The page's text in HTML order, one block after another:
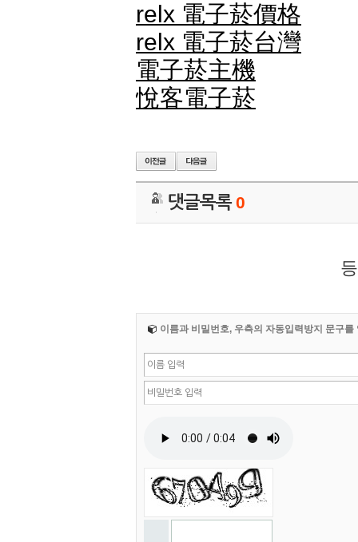
relx 電子菸價格
relx 電子菸台灣
電子菸主機
悅客電子菸
댓글목록0
이름과 비밀번호, 우측의 자동입력방지 문구를